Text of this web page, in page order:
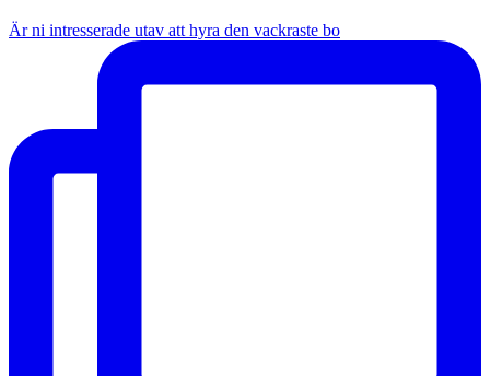
Är ni intresserade utav att hyra den vackraste bo